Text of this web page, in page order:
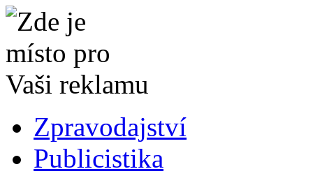
Zpravodajství
Publicistika